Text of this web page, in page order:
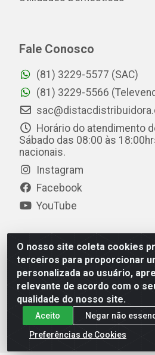
O nosso site coleta cookies
terceiros para proporcionar
personalizada ao usuário,
relevante de acordo com o
qualidade do nosso site.
Aceito
Negar não
Preferências de Cookies
Fale Conosco
(81) 3229-5577 (SAC)
(81) 3229-5566
Horário do atendimento
Sábado das 08:00 às
nacionais.
Instagram
Facebook
YouTube
Distac Distribuidora - Av. Durval
- Jardim Petrópolis - Maceió/AL -
08.072.649/